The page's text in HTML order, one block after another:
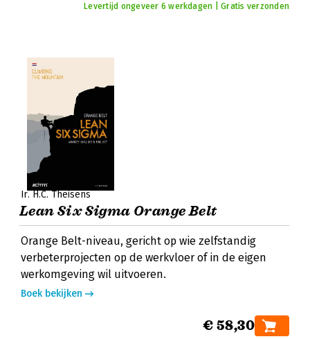
Levertijd ongeveer 6 werkdagen | Gratis verzonden
Ir. H.C. Theisens
Lean Six Sigma Orange Belt
Orange Belt-niveau, gericht op wie zelfstandig
verbeterprojecten op de werkvloer of in de eigen
werkomgeving wil uitvoeren.
Boek bekijken
€ 58,30